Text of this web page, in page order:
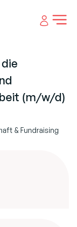
Open
(m/w/d)
& Fundraising